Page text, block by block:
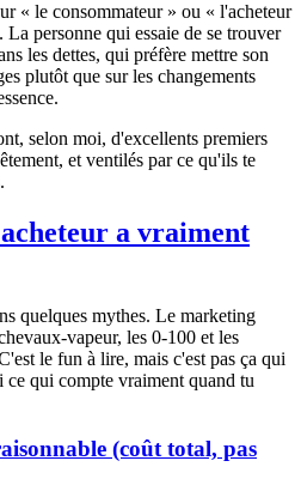
« le consommateur » ou « l'acheteur
personne qui essaie de se trouver
les dettes, qui préfère mettre son
plutôt que sur les changements
selon moi, d'excellents premiers
et ventilés par ce qu'ils te
a vraiment
quelques mythes. Le marketing
vapeur, les 0-100 et les
le fun à lire, mais c'est pas ça qui
qui compte vraiment quand tu
(coût total, pas